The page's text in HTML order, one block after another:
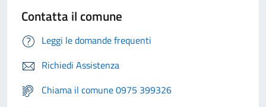
Contatta il comune
Leggi le domande frequenti
Richiedi Assistenza
Chiama il comune 0975 399326